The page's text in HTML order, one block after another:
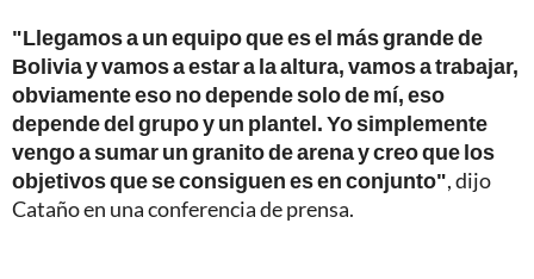
"Llegamos a un equipo que es el más grande de
Bolivia y vamos a estar a la altura, vamos a trabajar,
obviamente eso no depende solo de mí, eso
depende del grupo y un plantel. Yo simplemente
vengo a sumar un granito de arena y creo que los
objetivos que se consiguen es en conjunto", dijo
Cataño en una conferencia de prensa.